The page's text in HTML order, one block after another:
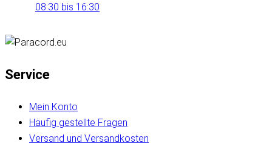
08:30 bis 16:30
Service
Mein Konto
Häufig gestellte Fragen
Versand und Versandkosten